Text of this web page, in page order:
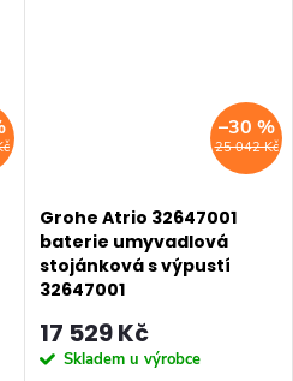
25 042 Kč
–30 %
Grohe Atrio 32647001
baterie umyvadlová
stojánková s výpustí
32647001
17 529 Kč
Skladem u výrobce